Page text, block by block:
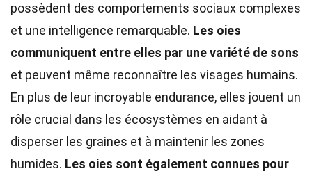
possèdent des comportements sociaux complexes
et une intelligence remarquable. Les oies
communiquent entre elles par une variété de sons
et peuvent même reconnaître les visages humains.
En plus de leur incroyable endurance, elles jouent un
rôle crucial dans les écosystèmes en aidant à
disperser les graines et à maintenir les zones
humides. Les oies sont également connues pour